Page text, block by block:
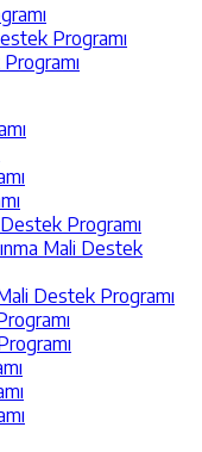
Programı
Programı
Mali Destek
Destek Programı